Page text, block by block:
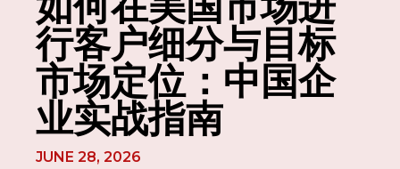
行客户细分与目标
市场定位：中国企
业实战指南
JUNE 28, 2026